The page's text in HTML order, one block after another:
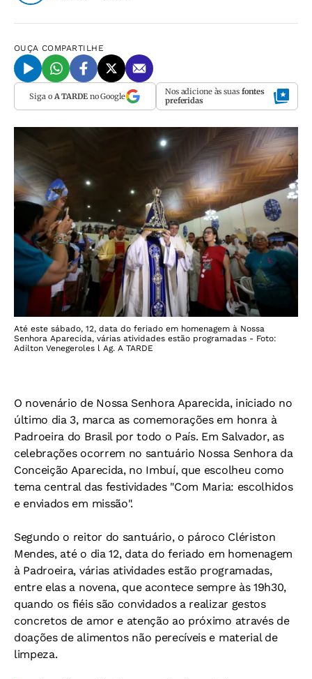
OUÇA COMPARTILHE
Siga o A TARDEno Google Nos adicione às suas fontes
preferidas
Até este sábado, 12, data do feriado em homenagem à Nossa
Senhora Aparecida, várias atividades estão programadas - Foto:
Adilton Venegeroles l Ag. A TARDE
O novenário de Nossa Senhora Aparecida, iniciado no
último dia 3, marca as comemorações em honra à
Padroeira do Brasil por todo o País. Em Salvador, as
celebrações ocorrem no santuário Nossa Senhora da
Conceição Aparecida, no Imbuí, que escolheu como
tema central das festividades "Com Maria: escolhidos
e enviados em missão".
Segundo o reitor do santuário, o pároco Clériston
Mendes, até o dia 12, data do feriado em homenagem
à Padroeira, várias atividades estão programadas,
entre elas a novena, que acontece sempre às 19h30,
quando os fiéis são convidados a realizar gestos
concretos de amor e atenção ao próximo através de
doações de alimentos não perecíveis e material de
limpeza.